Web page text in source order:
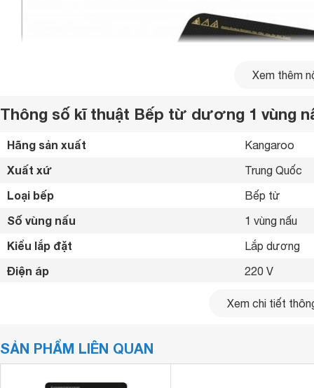
Xem thêm
Thông số kĩ thuật Bếp từ dương 1 vùng
Hãng sản xuất Kangaroo
Xuất xứ Trung Quốc
Loại bếp Bếp từ
Số vùng nấu 1 vùng nấu
Kiểu lắp đặt Lắp dương
Điện áp 220 V
2200 W
Chất liệu mặt bếp
Xem chi tiết
SẢN PHẨM LIÊN QUAN